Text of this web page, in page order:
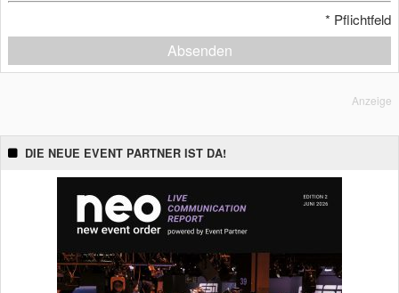
* Pflichtfeld
Absenden
Anzeige
DIE NEUE EVENT PARTNER IST DA!